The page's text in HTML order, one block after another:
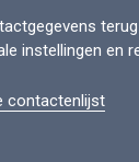
instellingen en
contactenlijst